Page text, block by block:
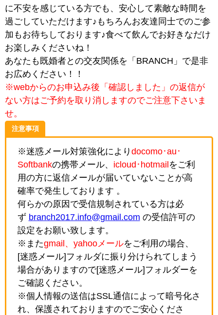
に不安を感じている方でも、安心して素敵な時間を
過ごしていただけます♪もちろんお友達同士でのご参
加もお待ちしております♪食べて飲んでお好きなだけ
お楽しみくださいね！
あなたも既婚者との交友関係を「BRANCH」で是非
お広めください！！
※webからのお申込み後「確認しました」の返信が
ない方はご予約を取り消しますのでご注意下さいま
せ。
注意事項
※迷惑メール対策強化により docomo･au･
Softbankの携帯メール、 icloud･hotmail をご利
用の方に返信メールが届いていないことが高
確率で発生しております 。
何らかの原因で受信規制されている方は必
ず branch2017.info@gmail.com の受信許可の
設定をお願い致します。
※またgmail、yahooメールをご利用の場合、
[迷惑メール]フォルダに振り分けられてしまう
場合がありますので[迷惑メール]フォルダーを
ご確認ください。
※個人情報の送信はSSL通信によって暗号化さ
れ、保護されておりますのでご安心くださ